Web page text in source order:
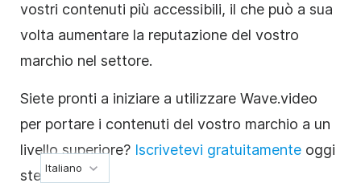
vostri contenuti più accessibili, il che può a sua
volta aumentare la reputazione del vostro
marchio nel settore.
Siete pronti a iniziare a utilizzare Wave.video
per portare i contenuti del vostro marchio a un
livello superiore? Iscrivetevi gratuitamente oggi
stesso!
Italiano